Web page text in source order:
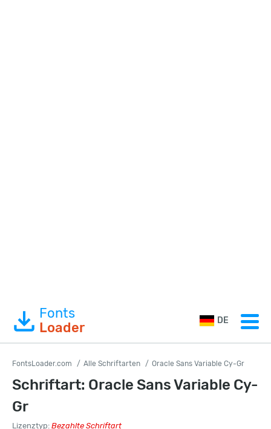
Fonts
Loader
DE
FontsLoader.com Alle Schriftarten Oracle Sans Variable Cy-Gr
Schriftart: Oracle Sans Variable Cy-
Gr
Lizenztyp: Bezahlte Schriftart